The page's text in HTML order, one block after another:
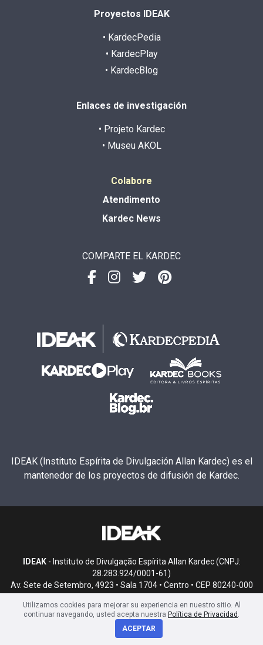
Proyectos IDEAK
• KardecPedia
• KardecPlay
• KardecBlog
Enlaces de investigación
• Projeto Kardec
• Museu AKOL
Colabore
Atendimento
Kardec News
COMPARTE EL KARDEC
IDEAK (Instituto Espírita de Divulgación Allan Kardec) es el
mantenedor de los proyectos de difusión de Kardec.
IDEAK- Instituto de Divulgação Espírita Allan Kardec (CNPJ:
28.283.924/0001-61)
Av. Sete de Setembro, 4923 • Sala 1704 • Centro • CEP 80240-000
Utilizamos cookies para mejorar su experiencia en nuestro sitio. Al
continuar navegando, usted acepta nuestra Política de Privacidad .
ACEPTAR